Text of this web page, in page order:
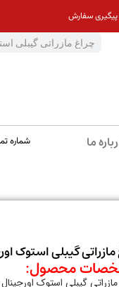
پیگیری سفارش
ما شماره
گیبلی استوک
محصول:
گیبلی استوک اورجینال